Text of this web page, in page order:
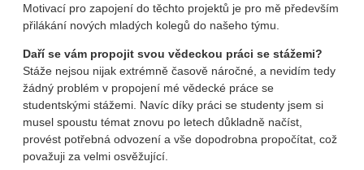
Motivací pro zapojení do těchto projektů je pro mě především
přilákání nových mladých kolegů do našeho týmu.
Daří se vám propojit svou vědeckou práci se stážemi?
Stáže nejsou nijak extrémně časově náročné, a nevidím tedy
žádný problém v propojení mé vědecké práce se
studentskými stážemi. Navíc díky práci se studenty jsem si
musel spoustu témat znovu po letech důkladně načíst,
provést potřebná odvození a vše dopodrobna propočítat, což
považuji za velmi osvěžující.